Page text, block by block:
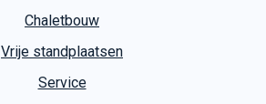
Chaletbouw
Vrije standplaatsen
Service